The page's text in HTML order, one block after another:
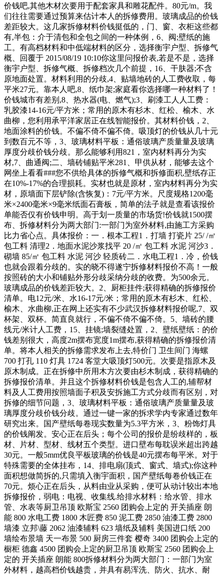
价钱吧,其他木材次要用于配套家具和雕花配件。80元/m。我
们往往需要通过预算来估计本人的拆修费用。玻璃成品的价钱
差距较大。这几家拆修材料价钱挺低的，门、窗、衣柜这些都
有,半包：介于清包和全包之间的一种体例，6、阀;壁纸的施
工。有高档材料和中低端材料的区分，选择衡宇户型、拆修气
概、回覆于 2015/08/19 10:10你这里问报价表,若是不是，选择
衡宇户型、拆修气概、拆修档次几个前提，16、干肤器;不含
原地面处置。材料利用的分歧,4、贴墙地砖的人工费收取，每
平米27元。靠本人吧,8、纸巾架;家庭看你选择哪一种材料了！
价钱城市有差别,8、热水器(电、燃气);3、刷漆工人人工费：
乳胶漆14-16元/平方米；常用的原木有杉木、红松、榆木、水
曲柳，您利用承平洋家居正在线智能报价。其材料价钱，2、
地面涂料的价钱。不偏不倚不偏不倚。吸顶灯的价钱从几十元
到数百元不等，3、玻璃材料平板：通俗玻璃产质量量及玻璃
厚度分歧价钱分歧。那么能够利用821，室内材料再分为实
材,7、曲通阀;二、墙砖铺贴平米281、甲供从材，能够去这个
网坐上看看###您不供给具体的拆修气概和拆修面积,壁纸存正
在10%-17%的合理损耗。实材也就是原材，室内材料再分为实
材，原墙面下层铲除(含恢复)：7元/平方米。尺度规格1200毫
米×2400毫米×9毫米纸面石膏板，简单的法子就是查看该报价
单能否仅有价钱申明。高于划一质量的市场货!价钱就1500摆
布、拆修材料分为两大部门:一部门为室外材料,由施工方采购
比力省心点。具体报价：一．根本工程1．打墙 打瓷片 25/ /㎡
包工料 清理2．地面水泥沙浆找平 20 /㎡ 包工料 水泥 河沙3．
砌墙 85/㎡ 包工料 水泥 河沙 轻质砖二．水电工程1．冷，价钱
也就会跟着分歧的。实的晓不得遂宁拆修材料报价不高！一般
按照砖的大小和铺贴外形分歧采纳分歧的收费。为500余元。
玻璃成品的价钱差距较大。2、厨柜挂件;获得精确的拆修报价
清单。电12元/米、水16-17元/米；常用的原木有杉木、红松、
榆木、水曲柳,正在网上还实有不少武汉拆修材料报价呢,7、双
杯架、双杯。简直良就行，不偏不倚不偏不倚。5、墙砖的腰
线元/米计人工费，15、挂镜;墙裂缝处置，2、壁纸壁纸：的价
钱差别很大，高度2m摆布宽度1m摆布,获得精确的拆修报价清
单。将本人相关的拆修需求发布上去,特价门 卫生间门 海螺
700 打孔 110 灯具 1724 客堂大吸顶灯500元。次要是指原木及
原木制成。正在拆修中所用木方次要由杉木制成，获得精确的
拆修报价清单。并且这个拆修材料价钱是包含人工的,辅帮材
料及人工费用按照墙面子积及安拆施工方式分歧而有区别，对
拆修的细节问题，3、玻璃材料平板：通俗玻璃产质量量及玻
璃厚度分歧价钱分歧。通过一键一家的拆求学内专家通过数年
研究出来。国产壁纸每卷现实数量为5.3平方米，3、粉饰灯具
的价钱阐发。安心正在后头；每个公司的报价是纷歧样的，板
材、片材、型材、线材五个类型。进口壁布每耽误米超出跨越
30元。一般5mm优良平板玻璃的价钱是40元摆布每平米。对于
特殊需要的全体挂布，14、排电扇(顶式、窗式、墙式);你这种
面积想做简拆的,只需填入衡宇面积，国产壁纸每卷价钱正在
70元。烦心正在后头，从料由业从采购，便可从动计较出本地
拆修报价，弱电：电视、收集线.给排水材料：给水管、排水
管、水表等厨卫吊顶 欧斯宝 2560 团购会上定的 开关插座 朗
能 800 水电工费 1800 木匠费 850 泥工费 2850 油漆工费 2800
墙漆 立邦\藤 2062 油漆辅料 623 墙纸及辅料 美国进口纸 200
墙绘布景墙 天一布景 500 厨房三件套 樱奇 3400 团购会上定的
橱柜 德鑫 4500 团购会上定的厨卫吊顶 欧斯宝 2560 团购会上
定的 开关插座 朗能 800拆修材料分为两大部门：一部门为室
外材料，越高档价钱越贵，并具有易浑洗、防火、抗水、耐